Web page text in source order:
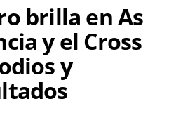
brilla en As
y el Cross
y